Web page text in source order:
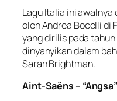
Lagu Italia ini awalnya
oleh Andrea Bocelli di
yang dirilis pada
dinyanyikan dalam
Sarah Brightman.
Aint-Saëns –